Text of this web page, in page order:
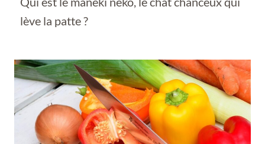
lève la patte ?